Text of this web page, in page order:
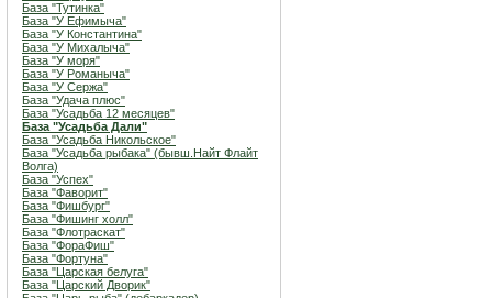
База "Тутинка"
База "У Ефимыча"
База "У Константина"
База "У Михалыча"
База "У моря"
База "У Романыча"
База "У Сержа"
База "Удача плюс"
База "Усадьба 12 месяцев"
База "Усадьба Дали"
База "Усадьба Никольское"
База "Усадьба рыбака" (бывш.Найт Флайт
Волга)
База "Успех"
База "Фаворит"
База "Фишбург"
База "Фишинг холл"
База "Флотраскат"
База "ФораФиш"
База "Фортуна"
База "Царская белуга"
База "Царский Дворик"